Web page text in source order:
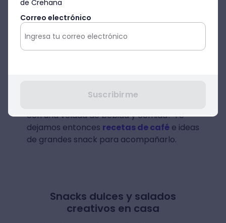
prensa francesa.
Si decides inclinarte por el café en grano
para moler, es esencial que empieces a
con una velada de bebida y comida? Te
dejamos entonces recetas de cafée ideas
de grandes snack para acompañarlo.
Snacks dulces y salados
creativos en casa
de Crehana
Correo electrónico
Suscribirme